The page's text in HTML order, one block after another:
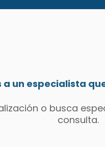
a un especialista
o busca
consulta.